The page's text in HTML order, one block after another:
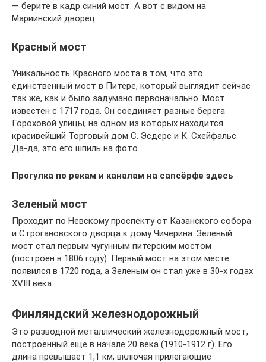
— берите в кадр синий мост. А вот с видом на
Мариинский дворец:
Красный мост
Уникальность Красного моста в том, что это
единственный мост в Питере, который выглядит сейчас
так же, как и было задумано первоначально. Мост
известен с 1717 года. Он соединяет разные берега
Гороховой улицы, на одном из которых находится
красивейший Торговый дом С. Эсдерс и К. Схейфальс.
Да-да, это его шпиль на фото.
Прогулка по рекам и каналам на сапсёрфе здесь
Зеленый мост
Проходит по Невскому проспекту от Казанского собора
и Строгановского дворца к дому Чичерина. Зеленый
мост стал первым чугунным питерским мостом
(построен в 1806 году). Первый мост на этом месте
появился в 1720 года, а Зеленым он стал уже в 30-х годах
XVIII века.
Финляндский железнодорожный
Это разводной металлический железнодорожный мост,
построенный еще в начале 20 века (1910-1912 г). Его
длина превышает 1,1 км, включая прилегающие